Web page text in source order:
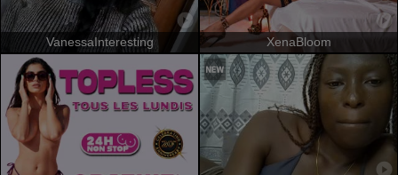
VanessaInteresting XenaBloom